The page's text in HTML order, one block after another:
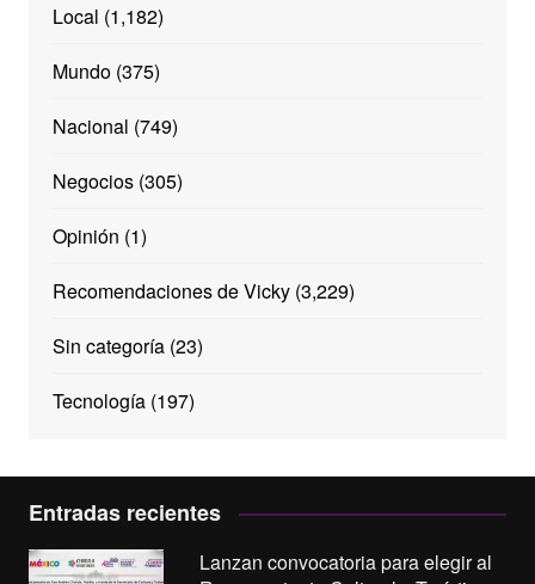
Local (1,182)
Mundo(375)
Nacional (749)
Negocios(305)
Opinión (1)
Recomendaciones de Vicky(3,229)
Sin categoría(23)
Tecnología(197)
Entradas recientes
Lanzan convocatoria para elegir al